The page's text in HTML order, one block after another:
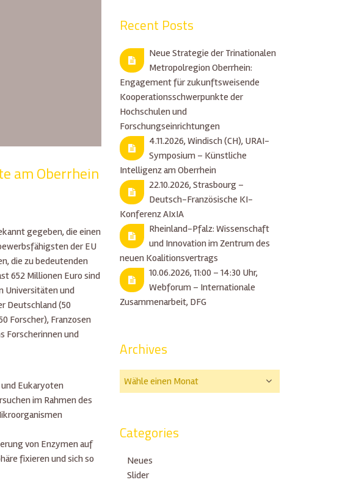
am Oberrhein
gegeben, die einen
der EU
die zu bedeutenden
652 Millionen Euro sind
Universitäten und
Deutschland (50
Forscher), Franzosen
Forscherinnen und
Eukaryoten
im Rahmen des
von Enzymen auf
fixieren und sich so
Recent Posts
Neue Strategie der Trinationalen
Metropolregion Oberrhein:
Engagement für zukunftsweisende
Kooperationsschwerpunkte der
Hochschulen und
Forschungseinrichtungen
4.11.2026, Windisch (CH), URAI-
Symposium – Künstliche
Intelligenz am Oberrhein
22.10.2026, Strasbourg –
Deutsch-Französische KI-
Konferenz AIxIA
Rheinland-Pfalz: Wissenschaft
und Innovation im Zentrum des
neuen Koalitionsvertrags
10.06.2026, 11:00 – 14:30 Uhr,
Webforum – Internationale
Zusammenarbeit, DFG
Archives
Categories
Neues
Slider